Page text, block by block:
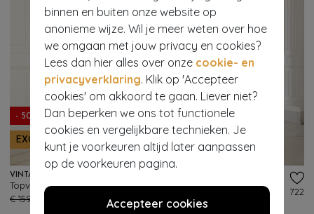
binnen en buiten onze website op
anonieme wijze. Wil je meer weten over hoe
we omgaan met jouw privacy en cookies?
Lees dan hier alles over onze cookie- en
privacyverklaring. Klik op 'Accepteer
cookies' om akkoord te gaan. Liever niet?
Dan beperken we ons tot functionele
cookies en vergelijkbare technieken. Je
kunt je voorkeuren altijd later aanpassen
op de voorkeuren pagina.
Accepteer cookies
- 50%
EXCLUSIEF
VINTAGE DIVA
Topvintage exclusive ~ The Ella Rose swing jurk in wit
€ 159,95
- 50%
EXCLUSIEF
€ 129,95
722